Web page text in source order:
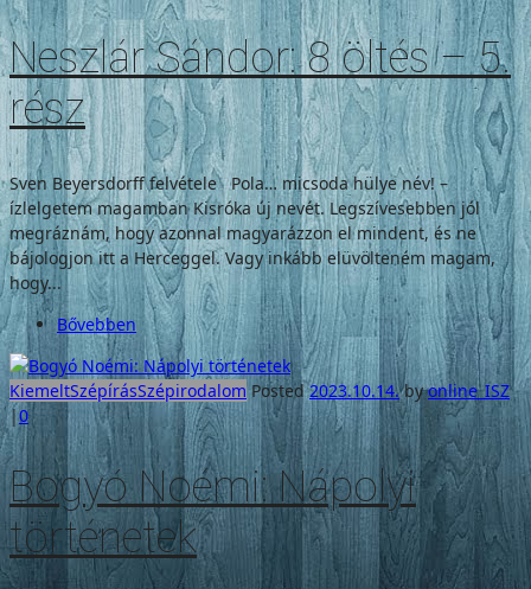
Neszlár Sándor: 8 öltés – 5.
rész
Sven Beyersdorff felvétele Pola… micsoda hülye név! –
ízlelgetem magamban Kisróka új nevét. Legszívesebben jól
megráznám, hogy azonnal magyarázzon el mindent, és ne
bájologjon itt a Herceggel. Vagy inkább elüvölteném magam,
hogy...
Bővebben
KiemeltSzépírásSzépirodalomPosted2023.10.14.byonline_ISZ
|0
Bogyó Noémi: Nápolyi
történetek